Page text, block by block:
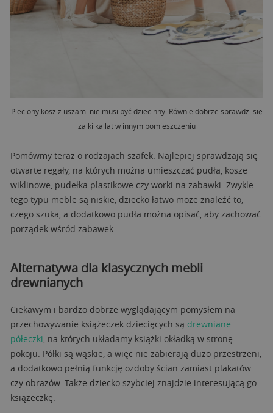
Pleciony kosz z uszami nie musi być dziecinny. Równie dobrze sprawdzi się
za kilka lat w innym pomieszczeniu
Pomówmy teraz o rodzajach szafek. Najlepiej sprawdzają się
otwarte regały, na których można umieszczać pudła, kosze
wiklinowe, pudełka plastikowe czy worki na zabawki. Zwykle
tego typu meble są niskie, dziecko łatwo może znaleźć to,
czego szuka, a dodatkowo pudła można opisać, aby zachować
porządek wśród zabawek.
Alternatywa dla klasycznych mebli
drewnianych
Ciekawym i bardzo dobrze wyglądającym pomysłem na
przechowywanie książeczek dziecięcych są drewniane
półeczki, na których układamy książki okładką w stronę
pokoju. Półki są wąskie, a więc nie zabierają dużo przestrzeni,
a dodatkowo pełnią funkcję ozdoby ścian zamiast plakatów
czy obrazów. Także dziecko szybciej znajdzie interesującą go
książeczkę.